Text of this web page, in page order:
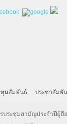
ทุนสัมพันธ์
ประชุมสามัญประจำปีผู้ถื
ประชาสัมพั
advanced